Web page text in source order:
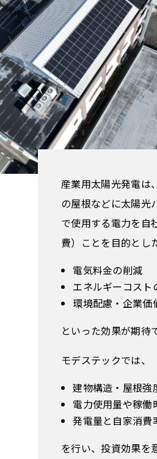
産業用太陽光発電は
の屋根などに太陽光
で使用する電力を自
費）ことを目的とし
電気料金の削減
エネルギーコスト
環境配慮・企業価
といった効果が期待
モデステックでは、
建物構造・屋根強
電力使用量や稼働
発電量と自家消費
を行い、投資効果を